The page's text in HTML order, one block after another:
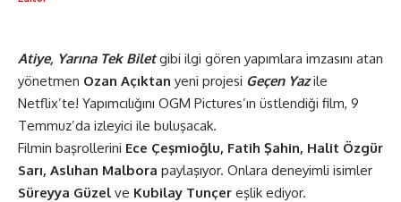
Atiye, Yarına Tek Biletgibi ilgi gören yapımlara imzasını atan
yönetmen Ozan Açıktan yeni projesi Geçen Yaz ile
Netflix’te! Yapımcılığını OGM Pictures’ın üstlendiği film, 9
Temmuz’da izleyici ile buluşacak.
Filmin başrollerini Ece Çeşmioğlu, Fatih Şahin, Halit Özgür
Sarı, Aslıhan Malbora paylaşıyor. Onlara deneyimli isimler
Süreyya Güzel ve Kubilay Tunçer eşlik ediyor.